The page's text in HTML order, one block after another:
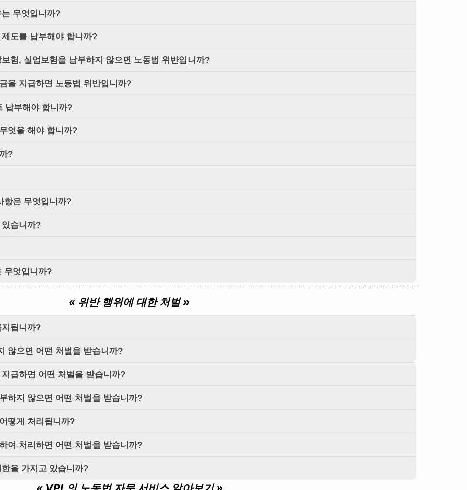
무엇입니까?
도를 납부해야 합니까?
험, 실업보험을 납부하지 않으면 노동법 위반입니까?
을 지급하면 노동법 위반입니까?
납부해야 합니까?
엇을 해야 합니까?
?
항은 무엇입니까?
습니까?
무엇입니까?
« 위반 행위에 대한 처벌 »
됩니까?
않으면 어떤 처벌을 받습니까?
급하면 어떤 처벌을 받습니까?
하지 않으면 어떤 처벌을 받습니까?
떻게 처리됩니까?
여 처리하면 어떤 처벌을 받습니까?
을 가지고 있습니까?